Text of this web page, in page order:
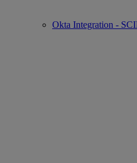
Okta Integration -